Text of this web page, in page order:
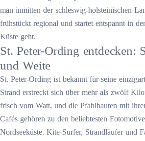
man inmitten der schleswig-holsteinischen
frühstückt regional und startet entspannt in
Küste geht.
St. Peter-Ording entdecken:
und Weite
St. Peter-Ording ist bekannt für seine
Strand erstreckt sich über mehr als zwölf
frisch vom Watt, und die Pfahlbauten mit
Cafés gehören zu den beliebtesten
Nordseeküste. Kite-Surfer, Strandläufer und